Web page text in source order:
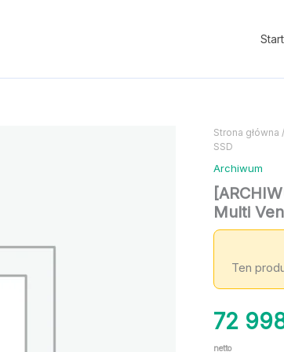
Start
Strona główna /
SSD
Archiwum
Multi
Ten
72
netto